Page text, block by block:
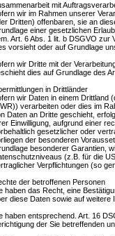
mit
wir im Rahmen unserer
Dritten) offenbaren, sie an
einer gesetzlichen
Art. 6 Abs. 1 lit. b DSGVO zur
vorsieht oder auf Grundlage
wir Dritte mit der
dies auf Grundlage des
in Drittländer
wir Daten in einem Drittland
verarbeiten oder dies im
Daten an Dritte geschieht,
Einwilligung, aufgrund einer
gesetzlicher oder
der besonderen
besonderer Garantien,
(z.B. für die
Verpflichtungen (so
der betroffenen Personen
haben das Recht, eine
diese Daten sowie auf weitere
haben entsprechend. Art. 16
der Sie betreffenden